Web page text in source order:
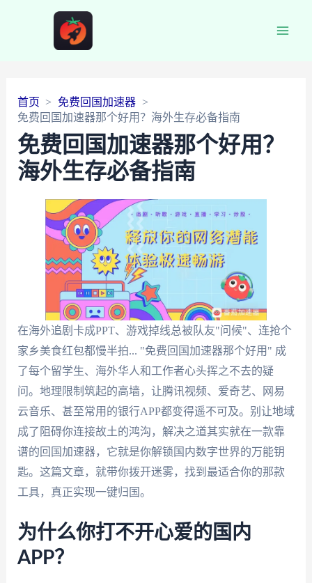
首页
免费回国加速器
免费回国加速器那个好用？海外生存必备指南
免费回国加速器那个好用？
海外生存必备指南
在海外追剧卡成PPT、游戏掉线总被队友"问候"、连抢个
家乡美食红包都慢半拍... "免费回国加速器那个好用" 成
了每个留学生、海外华人和工作者心头挥之不去的疑
问。地理限制筑起的高墙，让腾讯视频、爱奇艺、网易
云音乐、甚至常用的银行APP都变得遥不可及。别让地域
成了阻碍你连接故土的鸿沟，解决之道其实就在一款靠
谱的回国加速器，它就是你解锁国内数字世界的万能钥
匙。这篇文章，就带你拨开迷雾，找到最适合你的那款
工具，真正实现一键归国。
为什么你打不开心爱的国内
APP？